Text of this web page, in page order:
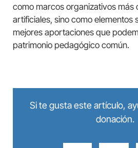
como marcos organizativos más
artificiales, sino como elementos
mejores aportaciones que
patrimonio pedagógico común.
Si te gusta este artículo,
donación.